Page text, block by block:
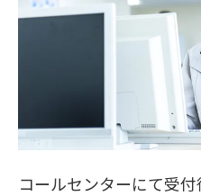
コールセンターにて受